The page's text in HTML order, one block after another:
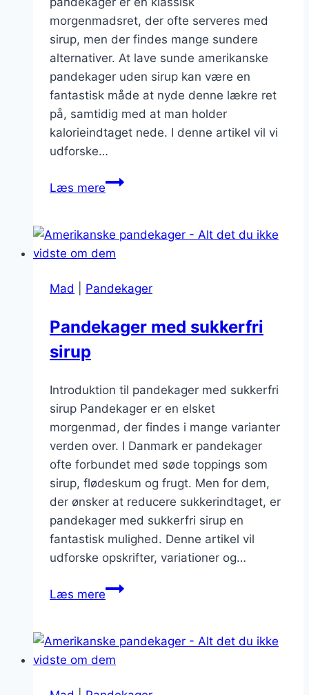
morgenmadsret, der ofte serveres med
sirup, men der findes mange sundere
alternativer. At lave sunde amerikanske
pandekager uden sirup kan være en
fantastisk måde at nyde denne lækre ret
på, samtidig med at man holder
kalorieindtaget nede. I denne artikel vil vi
udforske…
Læs mereSunde
uden
sirup
Mad Pandekager
Pandekager med sukkerfri
sirup
Introduktion til pandekager med sukkerfri
sirup Pandekager er en elsket
morgenmad, der findes i mange varianter
verden over. I Danmark er pandekager
ofte forbundet med søde toppings som
sirup, flødeskum og frugt. Men for dem,
der ønsker at reducere sukkerindtaget, er
pandekager med sukkerfri sirup en
fantastisk mulighed. Denne artikel vil
udforske opskrifter, variationer og…
Læs merePandekager
sirup